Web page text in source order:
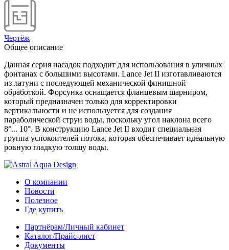
Чертёж
Общее описание
Данная серия насадок подходит для использования в уличных
фонтанах с большими высотами. Lance Jet II изготавливаются
из латуни с последующей механической финишной
обработкой. Форсунка оснащается фланцевым шарниром,
который предназначен только для корректировки
вертикальности и не используется для создания
параболической струи воды, поскольку угол наклона всего
8°... 10°. В конструкцию Lance Jet II входит специальная
группа успокоителей потока, которая обеспечивает идеальную
ровную гладкую толщу воды.
О компании
Новости
Полезное
Где купить
Партнёрам/Личный кабинет
Каталог/Прайс-лист
Документы